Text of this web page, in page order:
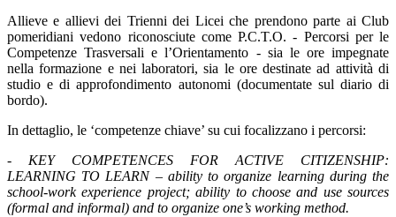
Allieve e allievi dei Trienni dei Licei che prendono parte ai Club
pomeridianivedono riconosciute come P.C.T.O. - Percorsi per le
Competenze Trasversali e l’Orientamento - sia le ore impegnate
nella formazione e nei laboratori, sia le ore destinate ad attività di
studio e di approfondimento autonomi (documentate sul diario di
bordo).
In dettaglio, le ‘competenze chiave’ su cui focalizzano i percorsi:
- KEY COMPETENCES FOR ACTIVE CITIZENSHIP:
LEARNING TO LEARN – ability to organize learning during the
school-work experience project; ability to choose and use sources
(formal and informal) and to organize one’s working method.